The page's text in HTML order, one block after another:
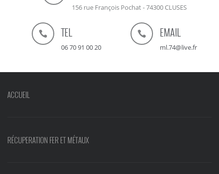
156 rue François Pochat - 74300 CLUSES
TEL
06 70 91 00 20
EMAIL
ml.74@live.fr
ACCUEIL
RÉCUPERATION FER ET MÉTAUX